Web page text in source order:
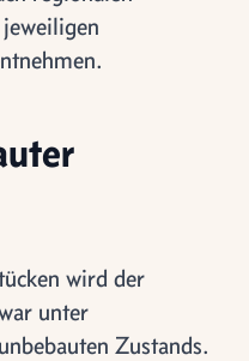
wird der
unter
Zustands.